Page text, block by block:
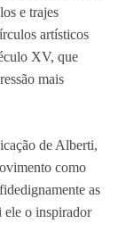
e trajes
artísticos
XV, que
mais
de Alberti,
como
as
ele o inspirador